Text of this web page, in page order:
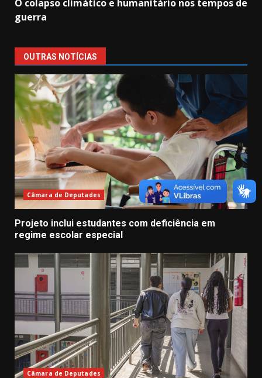
O colapso climático e humanitário nos tempos de
guerra
OUTRAS NOTÍCIAS
Câmara de Deputades
Projeto inclui estudantes com deficiência em
regime escolar especial
Câmara de Deputades